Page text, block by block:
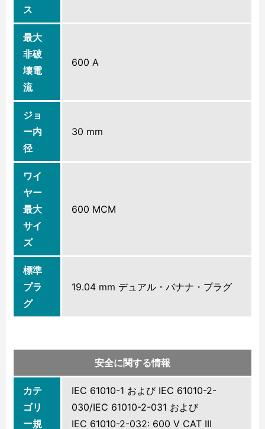
ス
最大
非破
壊電
流
600 A
ジョ
ー内
径
30 mm
ワイ
ヤー
最大
サイ
ズ
600 MCM
標準
プラ
グ
19.04 mm デュアル・バナナ・プラグ
安全に関する情報
カテ
ゴリ
ー規
IEC 61010-1 および IEC 61010-2-
030/IEC 61010-2-031 および
IEC 61010-2-032: 600 V CAT III